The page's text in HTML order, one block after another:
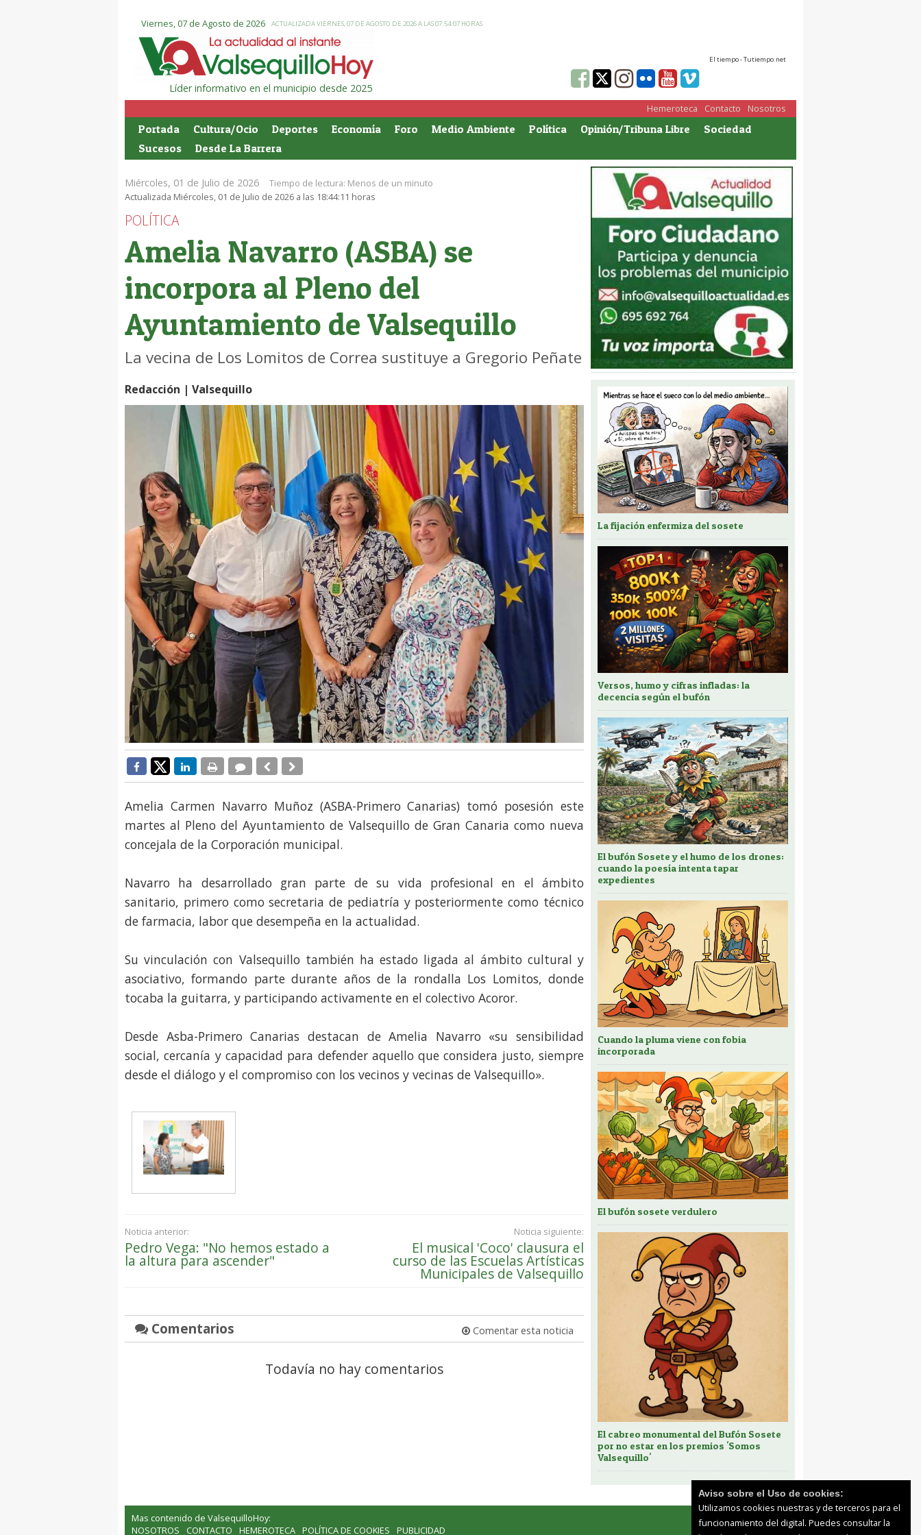
Viernes, 07 de Agosto de 2026 ACTUALIZADA VIERNES, 07 DE AGOSTO DE 2026 A LAS 07:54:07 HORAS
Líder informativo en el municipio desde 2025
El tiempo - Tutiempo.net
Nosotros
Contacto
Hemeroteca
Portada Cultura/Ocio Deportes Economía Foro Medio Ambiente Política Opinión/Tribuna Libre
Sociedad
Sucesos
Desde La Barrera
Miércoles, 01 de Julio de 2026 Tiempo de lectura: Menos de un minuto
Actualizada Miércoles, 01 de Julio de 2026 a las 18:44:11 horas
POLÍTICA
Amelia Navarro (ASBA) se
incorpora al Pleno del
Ayuntamiento de Valsequillo
La vecina de Los Lomitos de Correa sustituye a Gregorio Peñate
Redacción | Valsequillo
Amelia Carmen Navarro Muñoz (ASBA-Primero Canarias) tomó posesión este
martes al Pleno del Ayuntamiento de Valsequillo de Gran Canaria como nueva
concejala de la Corporación municipal.
Navarro ha desarrollado gran parte de su vida profesional en el ámbito
sanitario, primero como secretaria de pediatría y posteriormente como técnico
de farmacia, labor que desempeña en la actualidad.
Su vinculación con Valsequillo también ha estado ligada al ámbito cultural y
asociativo, formando parte durante años de la rondalla Los Lomitos, donde
tocaba la guitarra, y participando activamente en el colectivo Acoror.
Desde Asba-Primero Canarias destacan de Amelia Navarro «su sensibilidad
social, cercanía y capacidad para defender aquello que considera justo, siempre
desde el diálogo y el compromiso con los vecinos y vecinas de Valsequillo».
Noticia anterior:
Pedro Vega: "No hemos estado a
la altura para ascender"
Noticia siguiente:
El musical 'Coco' clausura el
curso de las Escuelas Artísticas
Municipales de Valsequillo
Comentarios Comentar esta noticia
Todavía no hay comentarios
La fijación enfermiza del sosete
Versos, humo y cifras infladas: la
decencia según el bufón
El bufón Sosete y el humo de los drones:
cuando la poesía intenta tapar
expedientes
Cuando la pluma viene con fobia
incorporada
El bufón sosete verdulero
El cabreo monumental del Bufón Sosete
por no estar en los premios 'Somos
Valsequillo'
Mas contenido de ValsequilloHoy:
NOSOTROS
CONTACTO HEMEROTECA POLÍTICA DE COOKIES PUBLICIDAD
Aviso sobre el Uso de cookies:
Utilizamos cookies nuestras y de terceros para el
funcionamiento del digital. Puedes consultar la